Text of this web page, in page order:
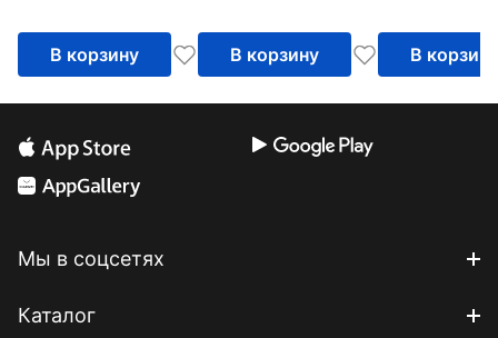
В корзину В корзину В корзину
Мы в соцсетях
Каталог